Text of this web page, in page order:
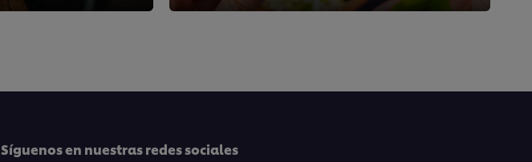
Síguenos en nuestras redes sociales